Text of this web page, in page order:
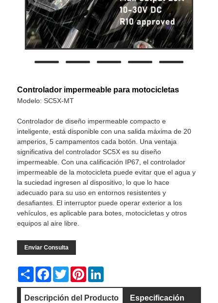
Controlador impermeable para motocicletas
Modelo: SC5X-MT
Controlador de diseño impermeable compacto e
inteligente, está disponible con una salida máxima de 20
amperios, 5 campamentos cada botón. Una ventaja
significativa del controlador SC5X es su diseño
impermeable. Con una calificación IP67, el controlador
impermeable de la motocicleta puede evitar que el agua y
la suciedad ingresen al dispositivo, lo que lo hace
adecuado para su uso en entornos resistentes y
desafiantes. El interruptor puede operar exterior a los
vehículos, es aplicable para botes, motocicletas y otros
equipos al aire libre.
Enviar Consulta
Share Facebook
TwitterPinterest
Descripción del Producto Especificación